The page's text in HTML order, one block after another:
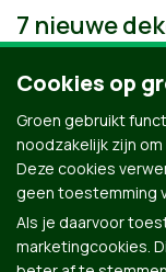
7 nieuwe
Cookies op
Groen gebruikt
noodzakelijk zijn
Deze cookies
geen toestemming
Als je daarvoor
marketingcookies.